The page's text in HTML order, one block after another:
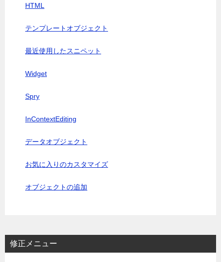
HTML
テンプレートオブジェクト
最近使用したスニペット
Widget
Spry
InContextEditing
データオブジェクト
お気に入りのカスタマイズ
オブジェクトの追加
修正メニュー